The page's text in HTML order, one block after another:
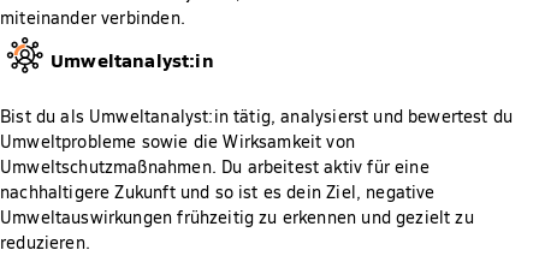
miteinander verbinden.
Umweltanalyst:in
Bist du als Umweltanalyst:in tätig, analysierst und bewertest du
Umweltprobleme sowie die Wirksamkeit von
Umweltschutzmaßnahmen. Du arbeitest aktiv für eine
nachhaltigere Zukunft und so ist es dein Ziel, negative
Umweltauswirkungen frühzeitig zu erkennen und gezielt zu
reduzieren.